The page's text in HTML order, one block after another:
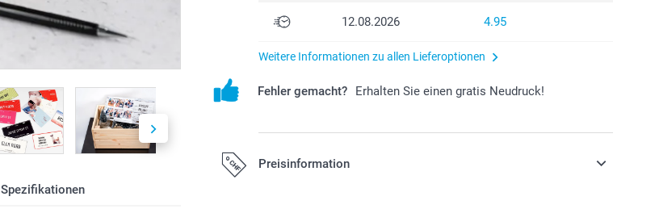
Spezifikationen
12.08.2026 4.95
Weitere Informationen zu allen Lieferoptionen
Fehler gemacht? Erhalten Sie einen gratis Neudruck!
Preisinformation